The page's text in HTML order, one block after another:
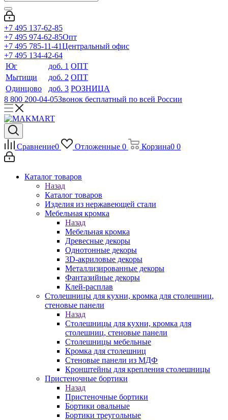
+7 495 137-62-85
+7 495 974-62-85Опт
+7 495 785-11-41Центральный офис
+7 495 134-42-64
Юг
доб. 1 ОПТ
Мытищи
доб. 2 ОПТ
Одинцово
доб. 3 РОЗНИЦА
8 800 200-04-05Звонок бесплатный по всей России
Сравнение0 Отложенные 0 Корзина0 0
Каталог товаров
Назад
Каталог товаров
Изделия из нержавеющей стали
Мебельная кромка
Назад
Мебельная кромка
Древесные декоры
Однотонные декоры
3D-акриловые декоры
Металлизированные декоры
Фантазийные декоры
Клей-расплав
Столешницы для кухни, кромка для столешниц,
стеновые панели
Назад
Столешницы для кухни, кромка для
столешниц, стеновые панели
Столешницы мебельные
Кромка для столешниц
Стеновые панели из МДФ
Кронштейны для крепления столешницы
Пристеночные бортики
Назад
Пристеночные бортики
Бортики овальные
Бортики треугольные